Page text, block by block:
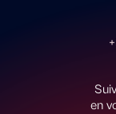
en